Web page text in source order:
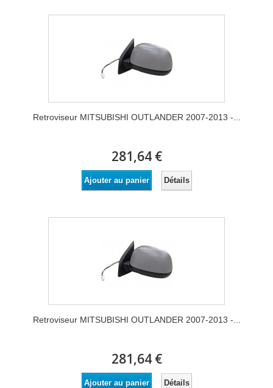
Retroviseur MITSUBISHI OUTLANDER 2007-2013 -...
281,64 €
Ajouter au panier Détails
Retroviseur MITSUBISHI OUTLANDER 2007-2013 -...
281,64 €
Ajouter au panier Détails